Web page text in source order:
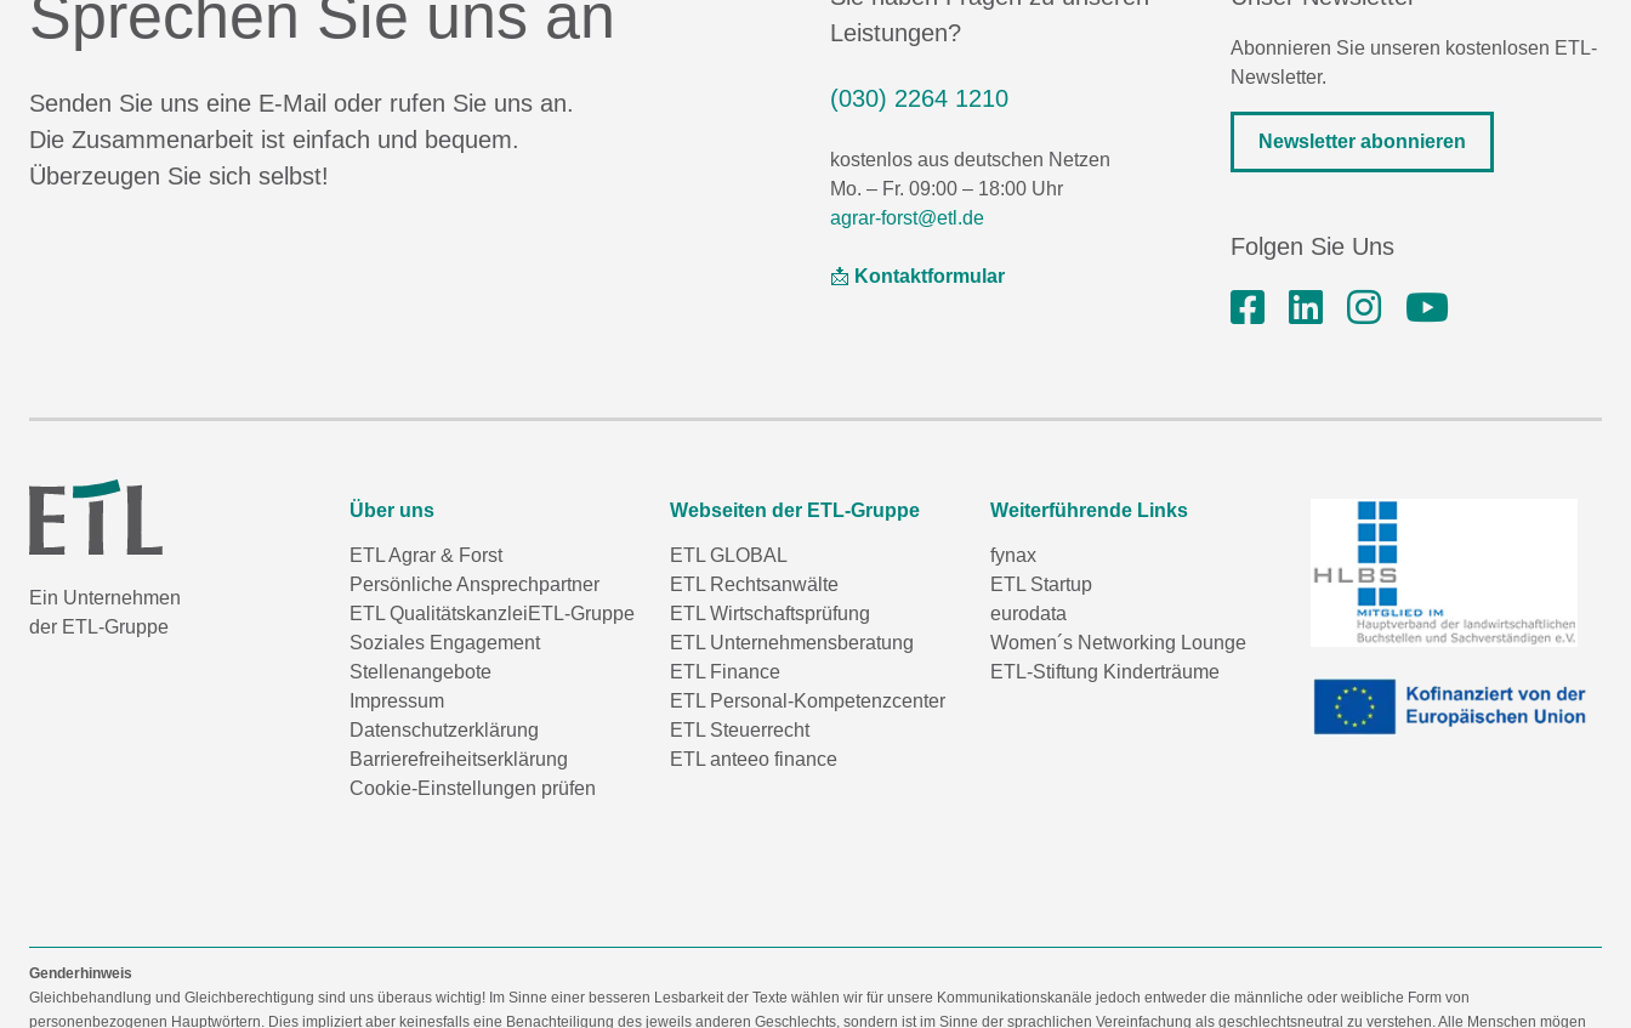
Sprechen Sie uns an
Senden Sie uns eine E-Mail oder rufen Sie uns an.
Die Zusammenarbeit ist einfach und bequem.
Überzeugen Sie sich selbst!
Leistungen?
(030) 2264 1210
kostenlos aus deutschen Netzen
Mo. – Fr. 09:00 – 18:00 Uhr
agrar-forst@etl.de
📩 Kontaktformular
Abonnieren Sie unseren kostenlosen ETL-
Newsletter.
Newsletter abonnieren
Folgen Sie Uns
Ein Unternehmen
der ETL-Gruppe
Über uns
ETL Agrar & Forst
Persönliche Ansprechpartner
ETL QualitätskanzleiETL-Gruppe
Soziales Engagement
Stellenangebote
Impressum
Datenschutzerklärung
Barrierefreiheitserklärung
Cookie-Einstellungen prüfen
Webseiten der ETL-Gruppe
ETL GLOBAL
ETL Rechtsanwälte
ETL Wirtschaftsprüfung
ETL Unternehmensberatung
ETL Finance
ETL Personal-Kompetenzcenter
ETL Steuerrecht
ETL anteeo finance
Weiterführende Links
fynax
ETL Startup
eurodata
Women´s Networking Lounge
ETL-Stiftung Kinderträume
Genderhinweis
Gleichbehandlung und Gleichberechtigung sind uns überaus wichtig! Im Sinne einer besseren Lesbarkeit der Texte wählen wir für unsere Kommunikationskanäle jedoch entweder die männliche oder weibliche Form von
personenbezogenen Hauptwörtern. Dies impliziert aber keinesfalls eine Benachteiligung des jeweils anderen Geschlechts, sondern ist im Sinne der sprachlichen Vereinfachung als geschlechtsneutral zu verstehen. Alle Menschen mögen